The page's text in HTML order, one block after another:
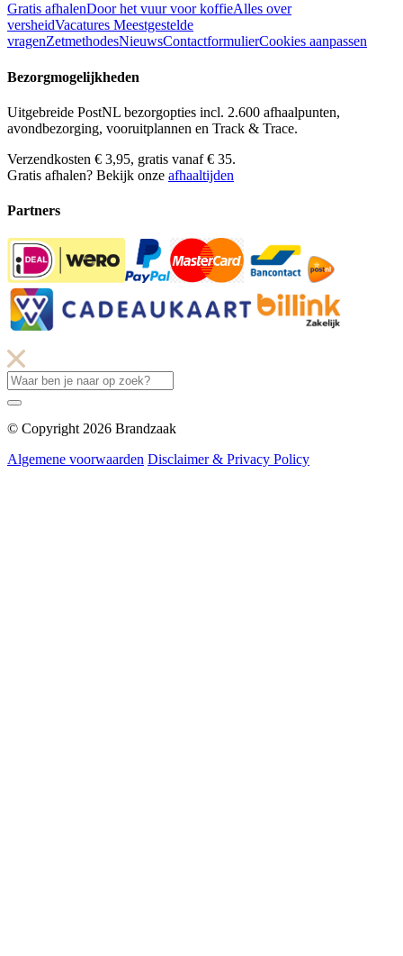
Gratis afhalenDoor het vuur voor koffieAlles over
versheidVacatures Meestgestelde
vragenZetmethodesNieuwsContactformulierCookies aanpassen
Bezorgmogelijkheden
Uitgebreide PostNL bezorgopties incl. 2.600 afhaalpunten,
avondbezorging, vooruitplannen en Track & Trace.
Verzendkosten € 3,95, gratis vanaf € 35.
Gratis afhalen? Bekijk onze afhaaltijden
Partners
© Copyright 2026 Brandzaak
Algemene voorwaarden Disclaimer & Privacy Policy